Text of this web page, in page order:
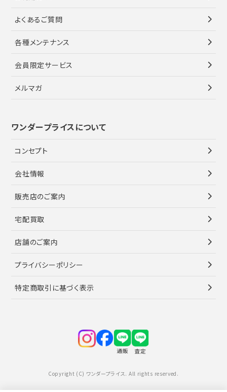
よくあるご質問
各種メンテナンス
会員限定サービス
メルマガ
ワンダープライスについて
コンセプト
会社情報
販売店のご案内
宅配買取
店舗のご案内
プライバシーポリシー
特定商取引に基づく表示
Copyright (C) ワンダープライス. All rights reserved.